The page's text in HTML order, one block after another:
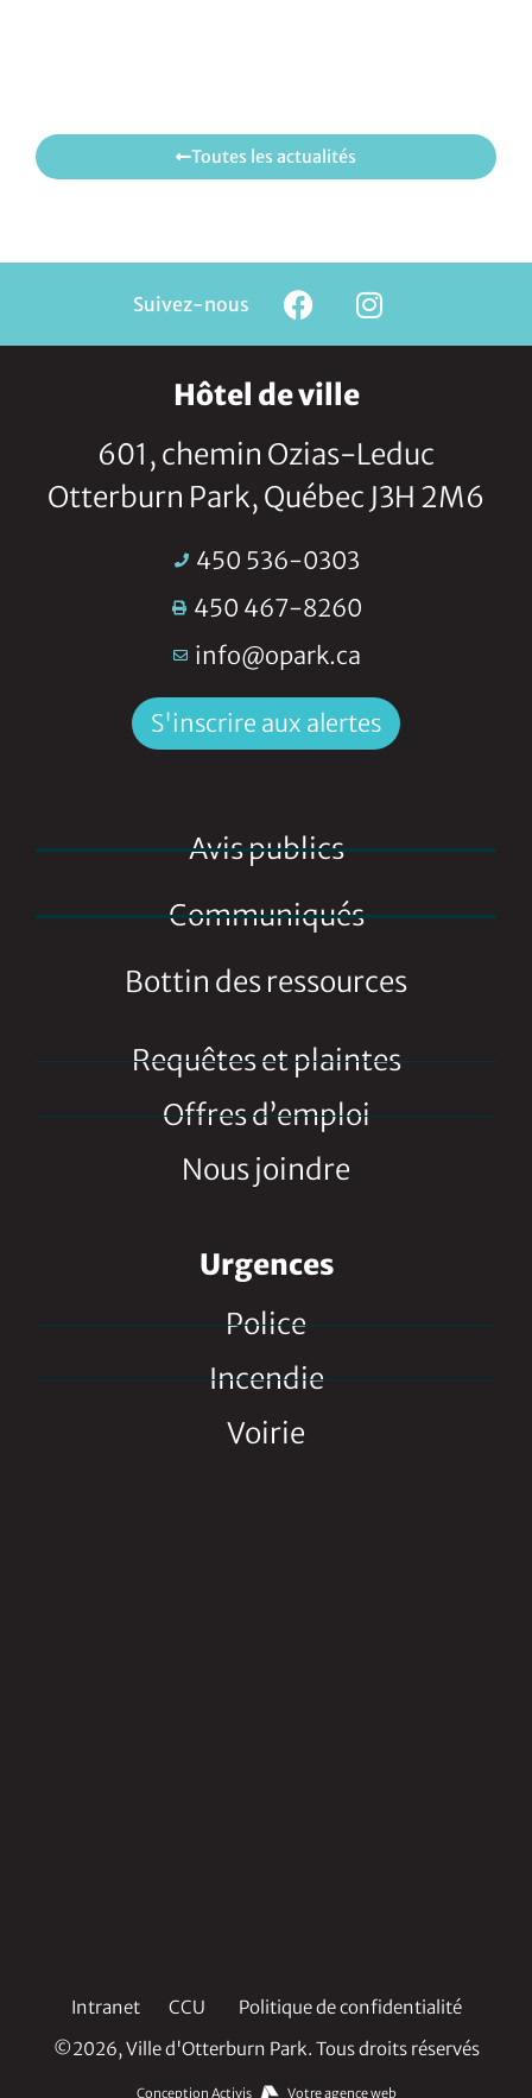
Toutes les actualités
Suivez-nous
Hôtel de ville
601, chemin Ozias-Leduc
Otterburn Park, Québec J3H 2M6
450 536-0303
450 467-8260
info@opark.ca
S'inscrire aux alertes
Avis publics
Communiqués
Bottin des ressources
Requêtes et plaintes
Offres d’emploi
Nous joindre
Urgences
Police
Incendie
Voirie
Intranet CCU
Politique de confidentialité
©2026, Ville d'Otterburn Park. Tous droits réservés
Conception Activis Votre agence web